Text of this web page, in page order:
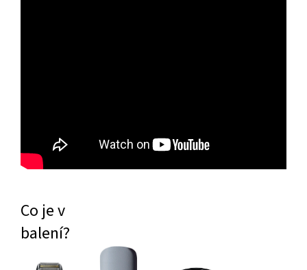
Co je v
balení?